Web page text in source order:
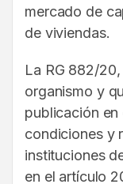
mercado de
de viviendas.
La RG 882/
organismo y
publicación
condiciones y
instituciones
en el artículo